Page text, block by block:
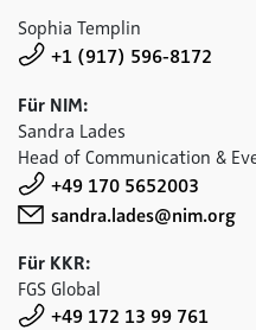
Sophia Templin
+1 (917) 596-8172
Für NIM:
Sandra Lades
Head of Communication &
+49 170 5652003
sandra.lades@nim.org
Für KKR:
FGS Global
+49 172 13 99 761